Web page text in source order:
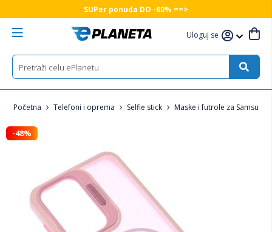
SUPer ponuda DO -60% ==>
Uloguj se
Početna Telefoni i oprema Selfie stick Maske i futrole za Samsung
-48%